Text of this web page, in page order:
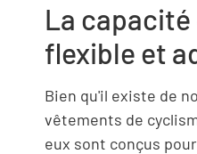
La capacité
flexible et
Bien qu'il existe de
vêtements de
eux sont conçus